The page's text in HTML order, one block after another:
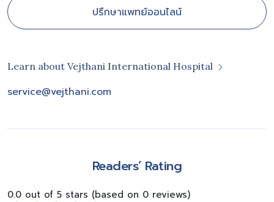
ปรึกษาแพทย์ออนไลน์
Learn about Vejthani International Hospital
service@vejthani.com
Readers’ Rating
0.0 out of 5 stars (based on 0 reviews)